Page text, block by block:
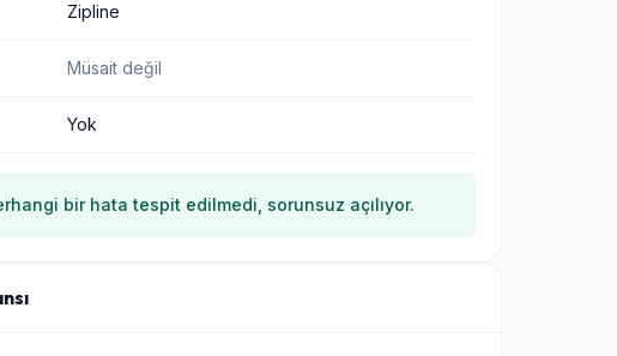
Zipline
Müsait değil
Yok
bir hata tespit edilmedi, sorunsuz açılıyor.